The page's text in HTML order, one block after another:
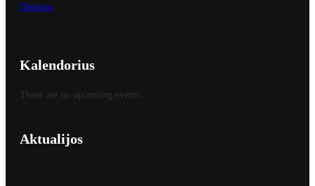
Daugiau
Kalendorius
There are no upcoming events.
Aktualijos